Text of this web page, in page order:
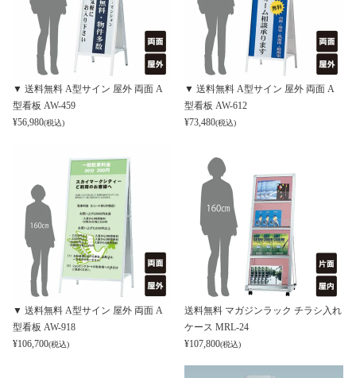
▼ 送料無料 A型サイン 屋外 両面 A
型看板 AW-459
¥56,980(税込)
▼ 送料無料 A型サイン 屋外 両面 A
型看板 AW-612
¥73,480(税込)
▼ 送料無料 A型サイン 屋外 両面 A
型看板 AW-918
¥106,700(税込)
送料無料 マガジンラック チラシ入れ
ケース MRL-24
¥107,800(税込)